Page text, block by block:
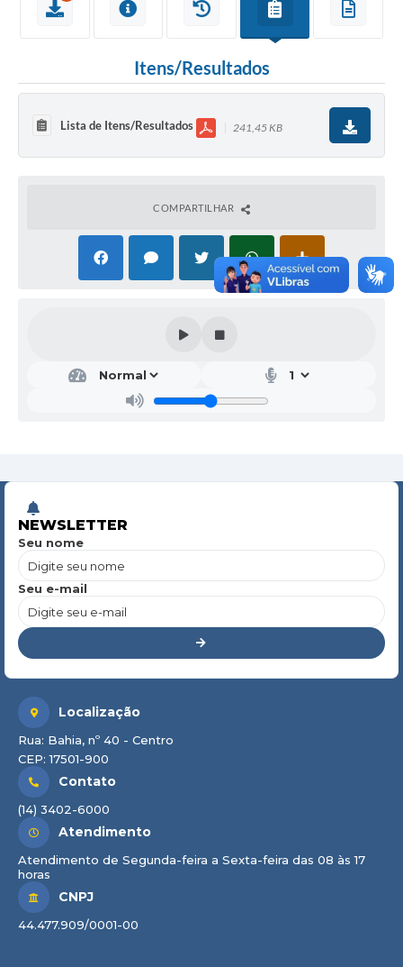
Itens/Resultados
Lista de Itens/Resultados 241,45 KB
COMPARTILHAR
NEWSLETTER
Seu nome
Seu e-mail
Localização
Rua: Bahia, nº 40 - Centro
CEP: 17501-900
Contato
(14) 3402-6000
Atendimento
Atendimento de Segunda-feira a Sexta-feira das 08 às 17
horas
CNPJ
44.477.909/0001-00